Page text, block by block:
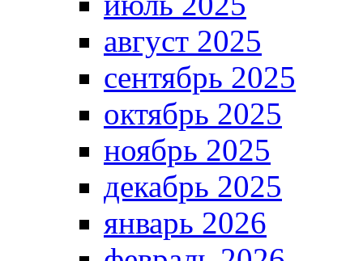
август 2025
сентябрь 2025
октябрь 2025
ноябрь 2025
декабрь 2025
январь 2026